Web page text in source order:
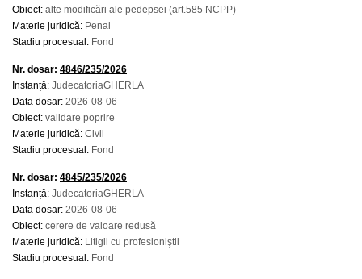
Obiect: alte modificări ale pedepsei (art.585 NCPP)
Materie juridică: Penal
Stadiu procesual: Fond
Nr. dosar: 4846/235/2026
Instanță: JudecatoriaGHERLA
Data dosar: 2026-08-06
Obiect: validare poprire
Materie juridică: Civil
Stadiu procesual: Fond
Nr. dosar: 4845/235/2026
Instanță: JudecatoriaGHERLA
Data dosar: 2026-08-06
Obiect: cerere de valoare redusă
Materie juridică: Litigii cu profesioniştii
Stadiu procesual: Fond